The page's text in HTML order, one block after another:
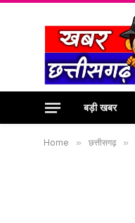
बड़ी खबर
Home » छत्तीसगढ़ »